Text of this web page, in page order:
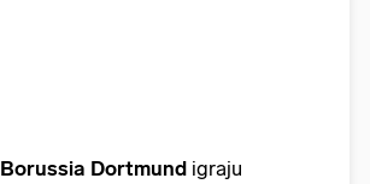
Borussia Dortmund igraju